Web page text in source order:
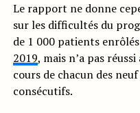
Le rapport ne donne
sur les difficultés du
de 1 000 patients enrôlés
2019, mais n’a pas
cours de chacun des
consécutifs.